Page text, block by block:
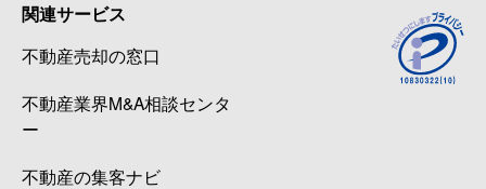
関連サービス
不動産売却の窓口
不動産業界M&A相談センタ
ー
不動産の集客ナビ